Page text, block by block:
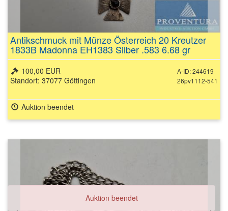
Antikschmuck mit Münze Österreich 20 Kreutzer
1833B Madonna EH1383 Silber .583 6.68 gr
Raugewicht
A-ID: 244619
26pv1112-541
100,00 EUR
Standort: 37077 Göttingen
Auktion beendet
Auktion beendet